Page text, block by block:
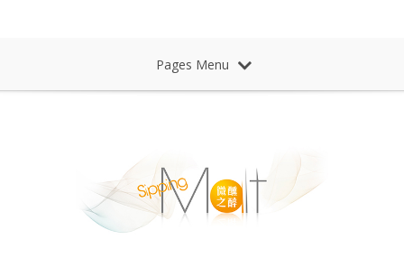
Pages Menu